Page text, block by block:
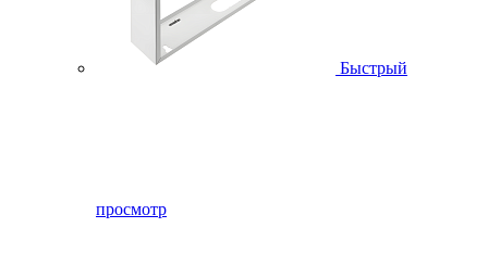
Быстрый
просмотр